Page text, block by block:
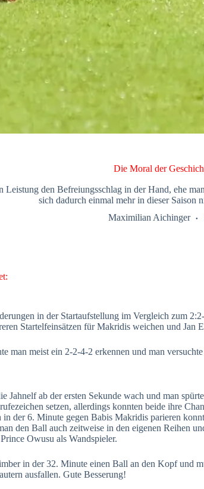
Die Moral der
den Befreiungsschlag in der Hand, ehe
sich dadurch einmal mehr in dieser Saison
Maximilian Aichinger
in der Startaufstellung im Vergleich zum
Startelfeinsätzen für Makridis weichen und
man meist ein 2-2-4-2 erkennen und man
Jahnelf ab der ersten Sekunde wach und man
setzen, allerdings konnten beide ihre
der 6. Minute gegen Babis Makridis parieren
den Ball auch zeitweise in den eigenen Reihen
Owusu als Wandspieler.
in der 32. Minute einen Ball an den Kopf und
ausfallen. Gute Besserung!